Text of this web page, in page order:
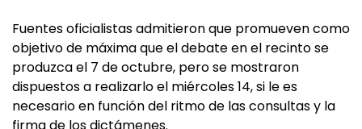
Fuentes oficialistasadmitieron que promueven como
objetivo de máxima que el debate en el recinto se
produzca el 7 de octubre, pero se mostraron
dispuestos a realizarlo el miércoles 14, si le es
necesario en función del ritmo de las consultas y la